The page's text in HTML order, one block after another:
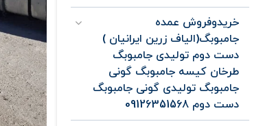
خریدوفروش عمده
جامبوبگ(الیاف زرین ایرانیان )
دست دوم تولیدی جامبوبگ
طرخان کیسه جامبوبگ گونی
جامبوبگ تولیدی گونی جامبوبگ
دست دوم 09126351568